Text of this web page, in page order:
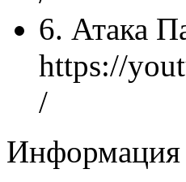
6. Атака
https://
/
Информация